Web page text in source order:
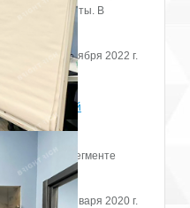
элитные юниты. В
2 сентября 2022 г.
2019 года в сегменте
28 января 2020 г.